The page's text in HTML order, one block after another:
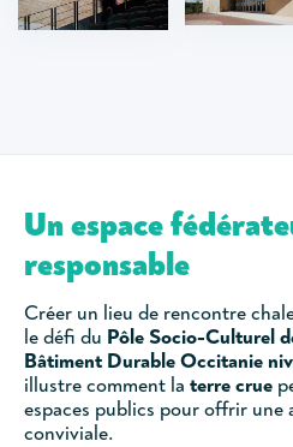
Un espace
responsable
Créer un lieu de rencontre
le défi du Pôle Socio-Culturel
Bâtiment Durable Occitanie
illustre comment la terre crue
espaces publics pour offrir une
conviviale.